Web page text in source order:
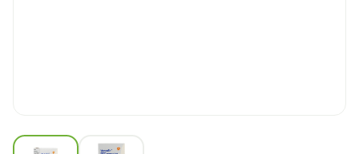
View larger imageView larger image